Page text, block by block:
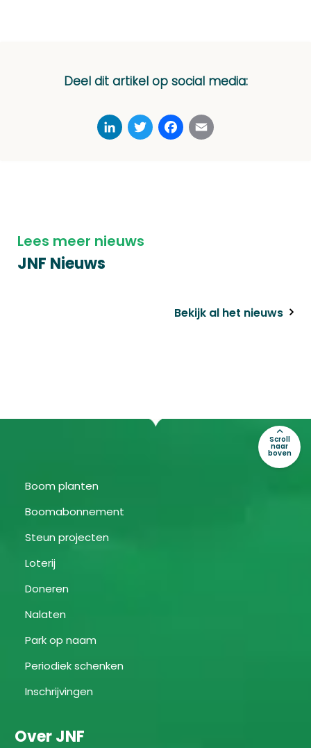
Deel dit artikel op social media:
LinkedInTwitterFacebook
Lees meer nieuws
JNF Nieuws
Bekijk al het nieuws
Boom planten
Boomabonnement
Steun projecten
Loterij
Doneren
Nalaten
Park op naam
Periodiek schenken
Inschrijvingen
Over JNF
Scroll
naar
boven